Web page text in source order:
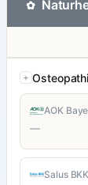
✿
AOK
—
Salus BKK